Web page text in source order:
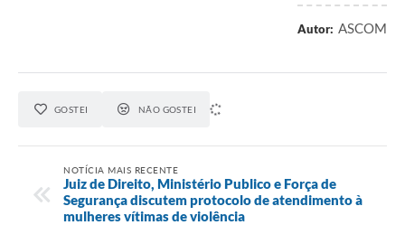
Autor: ASCOM
GOSTEI NÃO GOSTEI
NOTÍCIA MAIS RECENTE
Juiz de Direito, Ministério Publico e Força de
Segurança discutem protocolo de atendimento à
mulheres vítimas de violência